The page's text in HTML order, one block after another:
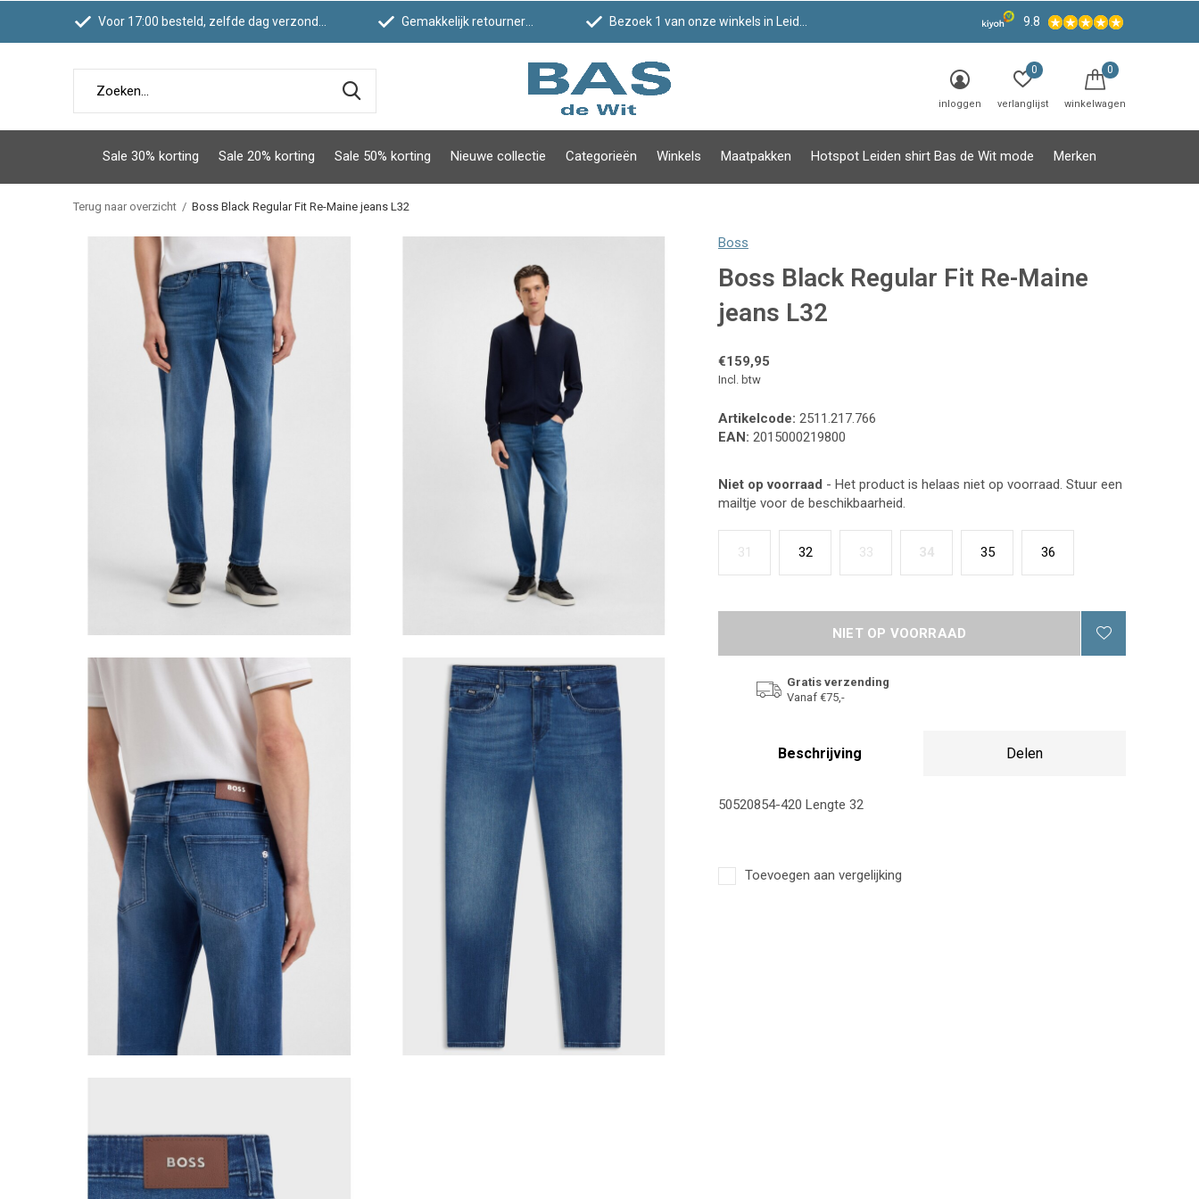
Sale 30% korting Sale 20% korting Sale 50% korting Nieuwe collectie Categorieën Winkels Maatpakken Hotspot Leiden shirt Bas de Wit mode Merken
inloggen verlanglijst
0
winkelwagen
0
Voor 17:00 besteld, zelfde dag verzonden Gemakkelijk retourneren Bezoek 1 van onze winkels in Leiden! 9.8
Terug naar overzicht Boss Black Regular Fit Re-Maine jeans L32
Boss
Boss Black Regular Fit Re-Maine
jeans L32
€159,95
Incl. btw
Artikelcode: 2511.217.766
EAN: 2015000219800
Niet op voorraad - Het product is helaas niet op voorraad. Stuur een
mailtje voor de beschikbaarheid.
31 32 33 34 35 36
NIET OP VOORRAAD
Gratis verzending
Vanaf €75,-
Beschrijving Delen
50520854-420 Lengte 32
Toevoegen aan vergelijking